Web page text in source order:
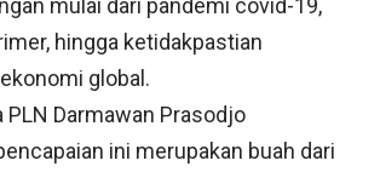
mulai dari pandemi covid-19,
hingga ketidakpastian
global.
PLN Darmawan Prasodjo
ini merupakan buah dari